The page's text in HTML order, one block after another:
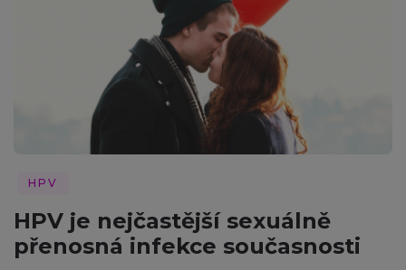
HPV
HPV je nejčastější sexuálně
přenosná infekce současnosti